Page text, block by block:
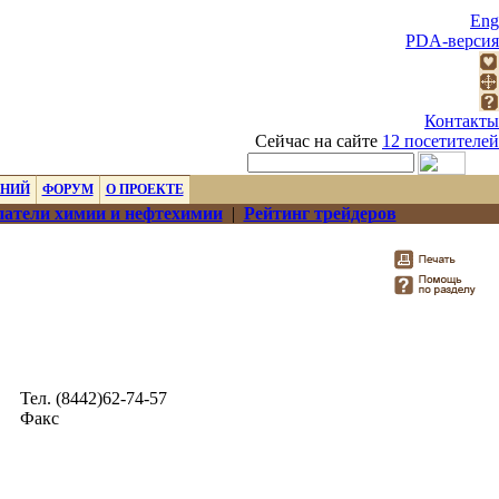
Eng
PDA-версия
Контакты
Сейчас на сайте 12 посетителей
ФОРУМ О ПРОЕКТЕ
химии и нефтехимии| Рейтинг трейдеров
Тел. (8442)62-74-57
Факс